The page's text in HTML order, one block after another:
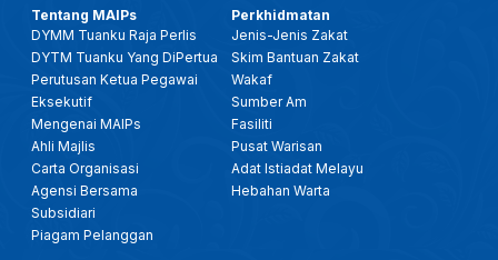
Tentang MAIPs
DYMM Tuanku Raja Perlis
DYTM Tuanku Yang DiPertua
Perutusan Ketua Pegawai
Eksekutif
Mengenai MAIPs
Ahli Majlis
Carta Organisasi
Agensi Bersama
Subsidiari
Piagam Pelanggan
Perkhidmatan
Jenis-Jenis Zakat
Skim Bantuan Zakat
Wakaf
Sumber Am
Fasiliti
Pusat Warisan
Adat Istiadat Melayu
Hebahan Warta